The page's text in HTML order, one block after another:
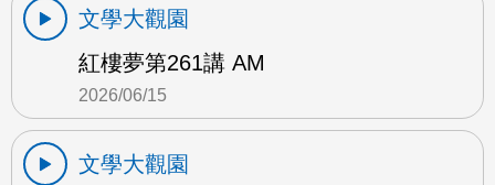
文學大觀園
紅樓夢第261講 AM
2026/06/15
文學大觀園